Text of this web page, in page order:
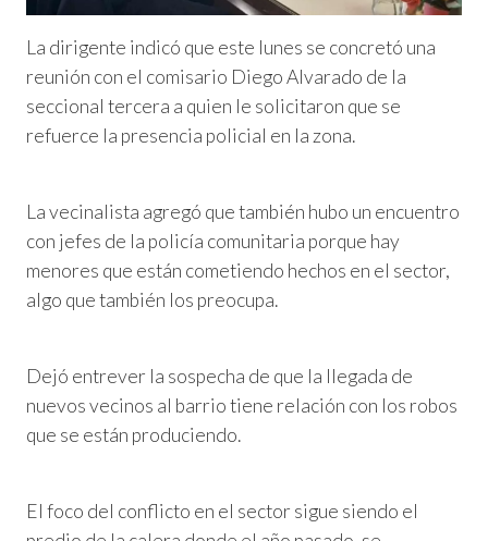
La dirigente indicó que este lunes se concretó una
reunión con el comisario Diego Alvarado de la
seccional tercera a quien le solicitaron que se
refuerce la presencia policial en la zona.
La vecinalista agregó que también hubo un encuentro
con jefes de la policía comunitaria porque hay
menores que están cometiendo hechos en el sector,
algo que también los preocupa.
Dejó entrever la sospecha de que la llegada de
nuevos vecinos al barrio tiene relación con los robos
que se están produciendo.
El foco del conflicto en el sector sigue siendo el